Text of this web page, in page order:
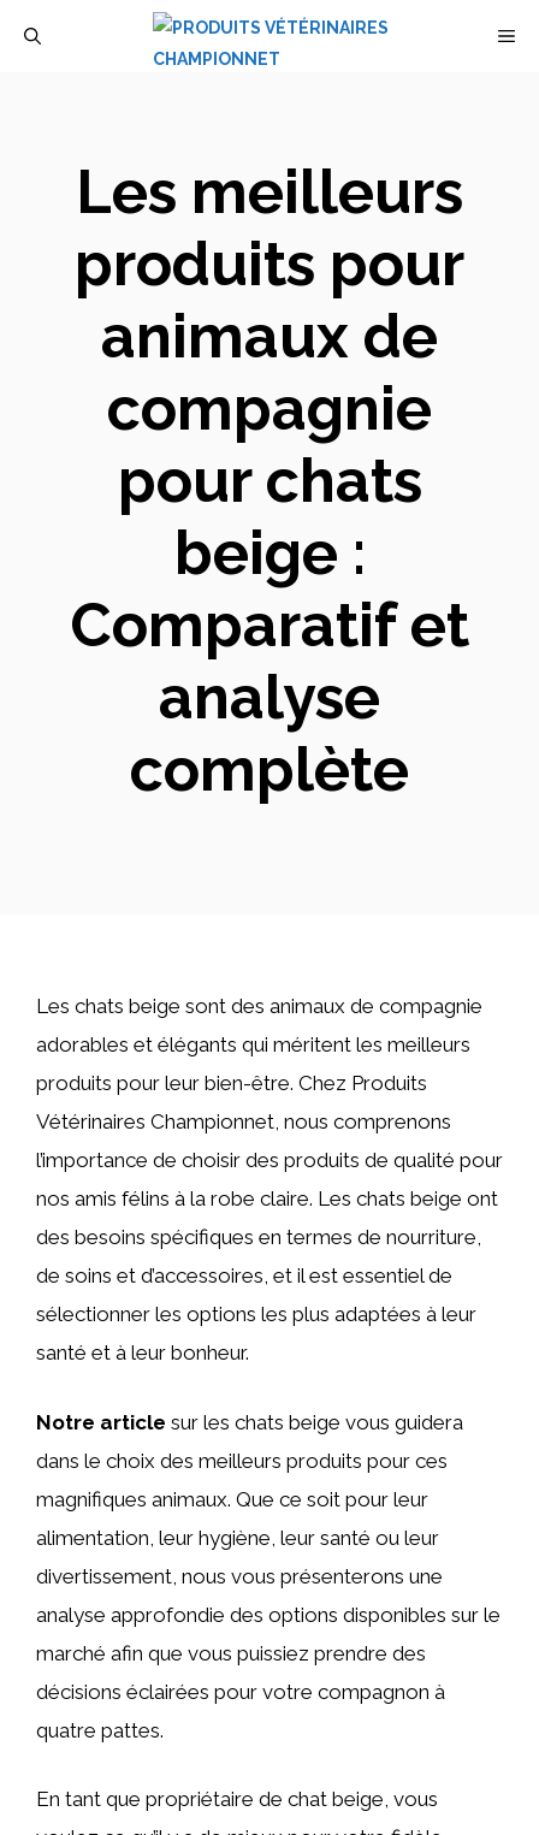
Les meilleurs
produits pour
animaux de
compagnie
pour chats
beige :
Comparatif et
analyse
complète
Les chats beige sont des animaux de compagnie
adorables et élégants qui méritent les meilleurs
produits pour leur bien-être. Chez Produits
Vétérinaires Championnet, nous comprenons
l’importance de choisir des produits de qualité pour
nos amis félins à la robe claire. Les chats beige ont
des besoins spécifiques en termes de nourriture,
de soins et d’accessoires, et il est essentiel de
sélectionner les options les plus adaptées à leur
santé et à leur bonheur.
Notre article sur les chats beige vous guidera
dans le choix des meilleurs produits pour ces
magnifiques animaux. Que ce soit pour leur
alimentation, leur hygiène, leur santé ou leur
divertissement, nous vous présenterons une
analyse approfondie des options disponibles sur le
marché afin que vous puissiez prendre des
décisions éclairées pour votre compagnon à
quatre pattes.
En tant que propriétaire de chat beige, vous